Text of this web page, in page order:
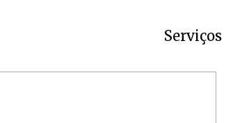
Serviços